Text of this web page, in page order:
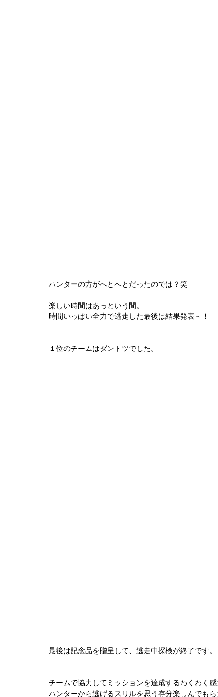
ハンターの方がへとへとだったのでは？笑
楽しい時間はあっという間。
時間いっぱい全力で逃走した最後は結果発表～！
１位のチームはダントツでした。
最後は記念品を贈呈して、逃走中探検が終了です。
チームで協力してミッションを達成するわくわく
ハンターから逃げるスリルを思う存分楽しんでも